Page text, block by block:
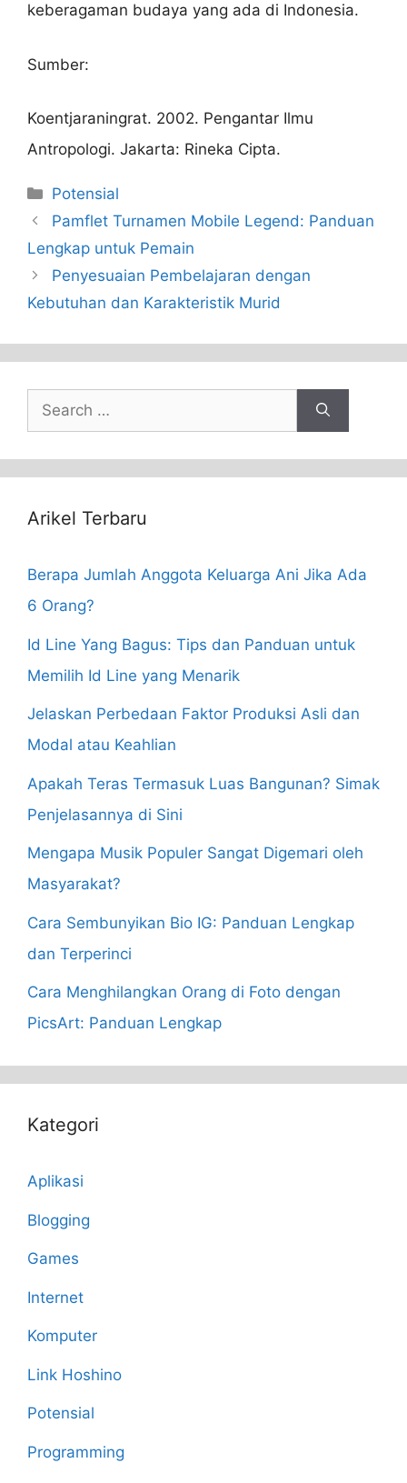
keberagaman budaya yang ada di Indonesia.
Sumber:
Koentjaraningrat. 2002. Pengantar Ilmu
Antropologi. Jakarta: Rineka Cipta.
Categories
Potensial
Pamflet Turnamen Mobile Legend: Panduan
Lengkap untuk Pemain
Penyesuaian Pembelajaran dengan
Kebutuhan dan Karakteristik Murid
Search
for:
Arikel Terbaru
Berapa Jumlah Anggota Keluarga Ani Jika Ada
6 Orang?
Id Line Yang Bagus: Tips dan Panduan untuk
Memilih Id Line yang Menarik
Jelaskan Perbedaan Faktor Produksi Asli dan
Modal atau Keahlian
Apakah Teras Termasuk Luas Bangunan? Simak
Penjelasannya di Sini
Mengapa Musik Populer Sangat Digemari oleh
Masyarakat?
Cara Sembunyikan Bio IG: Panduan Lengkap
dan Terperinci
Cara Menghilangkan Orang di Foto dengan
PicsArt: Panduan Lengkap
Kategori
Aplikasi
Blogging
Games
Internet
Komputer
Link Hoshino
Potensial
Programming